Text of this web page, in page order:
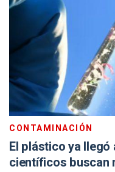
CONTAMINACIÓN
El plástico ya llegó
científicos buscan